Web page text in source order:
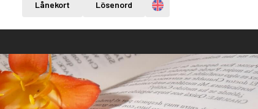
Lånekort Lösenord Engelska